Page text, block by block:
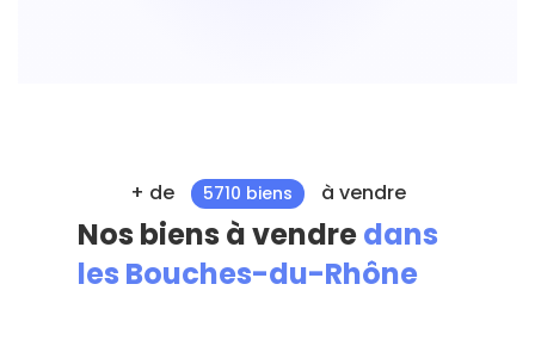
+ de 5710 biens à vendre
Nos biens à vendredans
les Bouches-du-Rhône